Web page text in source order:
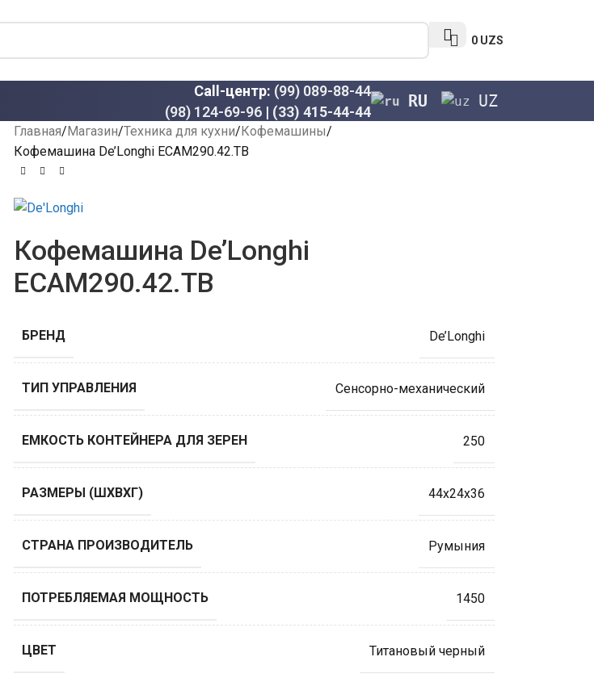
0 UZS
Call-центр: (99) 089-88-44
(98) 124-69-96 | (33) 415-44-44
RU UZ
Главная Магазин Техника для кухни Кофемашины
Кофемашина De’Longhi ECAM290.42.TB
Кофемашина De’Longhi
ECAM290.42.TB
БРЕНД De’Longhi
ТИП УПРАВЛЕНИЯ Сенсорно-механический
ЕМКОСТЬ КОНТЕЙНЕРА ДЛЯ ЗЕРЕН 250
РАЗМЕРЫ (ШХВХГ) 44х24х36
СТРАНА ПРОИЗВОДИТЕЛЬ Румыния
ПОТРЕБЛЯЕМАЯ МОЩНОСТЬ 1450
ЦВЕТ Титановый черный